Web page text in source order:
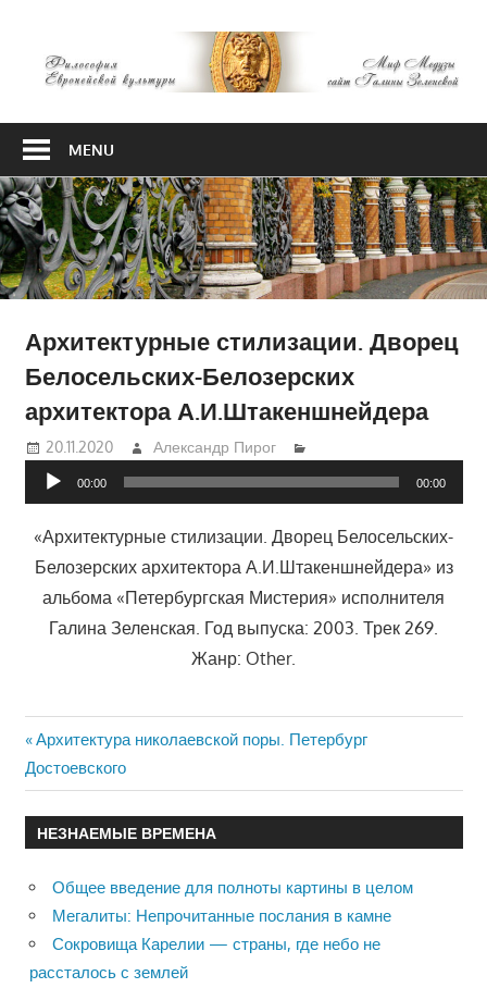
content
Европейской
MENU
Архитектурные стилизации. Дворец
Белосельских-Белозерских
архитектора А.И.Штакеншнейдера
20.11.2020 Александр Пирог
Аудиоплеер
00:00 00:00
«Архитектурные стилизации. Дворец Белосельских-
Белозерских архитектора А.И.Штакеншнейдера» из
альбома «Петербургская Мистерия» исполнителя
Галина Зеленская. Год выпуска: 2003. Трек 269.
Жанр: Other.
Навигация
по
записям
Previous
Post:
Архитектура николаевской поры. Петербург
Достоевского
НЕЗНАЕМЫЕ ВРЕМЕНА
Общее введение для полноты картины в целом
Мегалиты: Непрочитанные послания в камне
Сокровища Карелии — страны, где небо не
рассталось с землей